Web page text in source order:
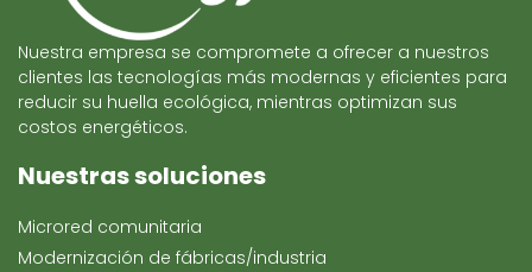
Nuestra empresa se compromete a ofrecer a nuestros
clientes las tecnologías más modernas y eficientes para
reducir su huella ecológica, mientras optimizan sus
costos energéticos.
Nuestras soluciones
Microred comunitaria
Modernización de fábricas/industria